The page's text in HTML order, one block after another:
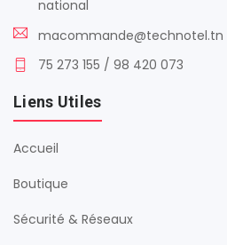
national
macommande@technotel.tn
75 273 155 / 98 420 073
Liens Utiles
Accueil
Boutique
Sécurité & Réseaux